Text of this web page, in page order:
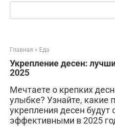
Поиск:
Главная » Еда
Укрепление десен:
2025
Мечтаете о крепких
улыбке? Узнайте, какие
укрепления десен
эффективными в 2025